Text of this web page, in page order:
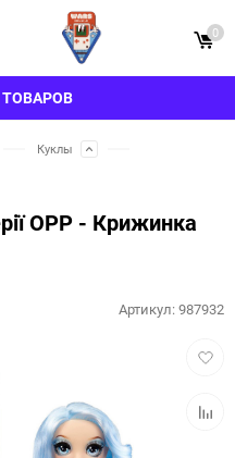
ТОВАРОВ
0
Куклы
ОРР - Крижинка
Артикул:987932